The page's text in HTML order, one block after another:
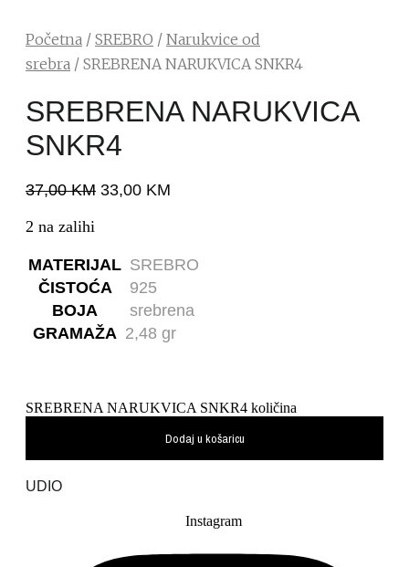
Početna / SREBRO / Narukvice od
srebra / SREBRENA NARUKVICA SNKR4
SREBRENA NARUKVICA
SNKR4
37,00KM 33,00 KM
2 na zalihi
MATERIJAL SREBRO
ČISTOĆA
925
BOJA
srebrena
GRAMAŽA 2,48 gr
SREBRENA NARUKVICA SNKR4 količina
Dodaj u košaricu
UDIO
Instagram